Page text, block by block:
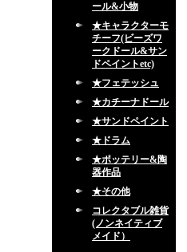
ール&小物
★キャラクターモ
チーフ(ビーズワ
ークドール&サン
ドペイントetc)
★フェテッシュ
★カチーナドール
★サンドペイント
★ドラム
★ポッテリー&陶
器作品
★その他
コレクタブル雑貨
(ノンネイティブ
メイド）